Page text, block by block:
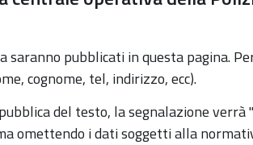
saranno pubblicati in questa pagina.
cognome, tel, indirizzo, ecc).
del testo, la segnalazione
omettendo i dati soggetti alla